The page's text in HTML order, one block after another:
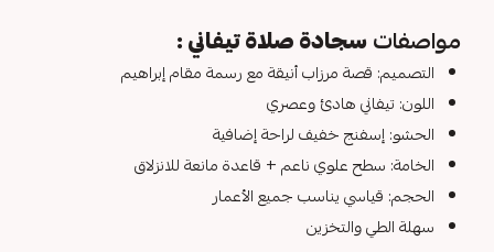
مواصفاتسجادة صلاة تيفاني :
التصميم: قصة مرزاب أنيقة مع رسمة مقام إبراهيم
اللون: تيفاني هادئ وعصري
الحشو: إسفنج خفيف لراحة إضافية
الخامة: سطح علوي ناعم + قاعدة مانعة للانزلاق
الحجم: قياسي يناسب جميع الأعمار
سهلة الطي والتخزين